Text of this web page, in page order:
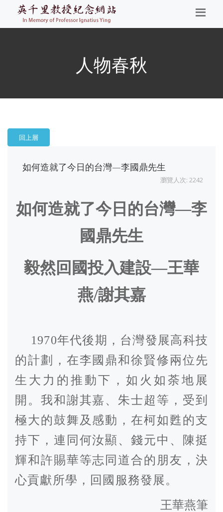
人物春秋
回上層
如何造就了今日的台灣—李國鼎先生
瀏覽人次: 2242
如何造就了今日的台灣—李
國鼎先生
毅然回國投入建設—王華
燕/謝其嘉
1970年代後期，台灣發展高科技
的計劃，在李國鼎和徐賢修兩位先
生大力的推動下，如火如荼地展
開。我和謝其嘉、朱士超等，受到
極大的鼓舞及感動，在柯如甦的支
持下，連同何汝顯、錢元中、陳挺
輝和許賜華等志同道合的朋友，決
心貢獻所學，回國服務發展。
王華燕筆